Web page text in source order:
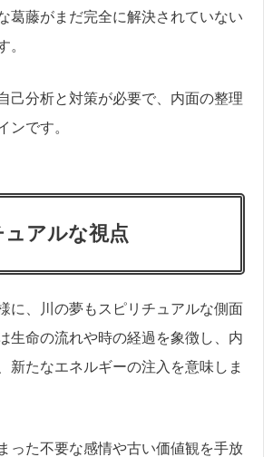
葛藤がまだ完全に解決されていない
。
己分析と対策が必要で、内面の整理
ンです。
アルな視点
に、川の夢もスピリチュアルな側面
生命の流れや時の経過を象徴し、内
新たなエネルギーの注入を意味しま
った不要な感情や古い価値観を手放